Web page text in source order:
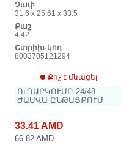
Չափ
31.6 x 25.61 x 33.5
Քաշ
4.42
Շտրիխ-կոդ
8003705121294
Քիչ է մնացել
ՈւՂԱՐԿՈՒՄԸ 24/48
ԺԱՄՎԱ ԸՆԹԱՑՔՈՒՄ
33.41 AMD
66.82 AMD